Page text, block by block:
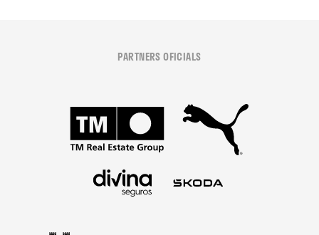
PARTNERS OFICIALS